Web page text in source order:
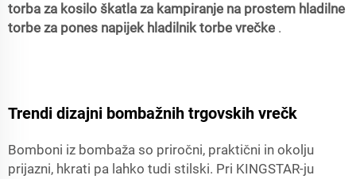
torba za kosilo škatla za kampiranje na prostem hladilne
torbe za pones napijek hladilnik torbe vrečke .
Trendi dizajni bombažnih trgovskih vrečk
Bomboni iz bombaža so priročni, praktični in okolju
prijazni, hkrati pa lahko tudi stilski. Pri KINGSTAR-ju